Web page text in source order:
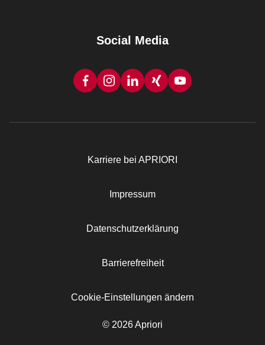
Social Media
© 2026 Apriori
Karriere bei APRIORI
Impressum
Datenschutzerklärung
Barrierefreiheit
Cookie-Einstellungen ändern